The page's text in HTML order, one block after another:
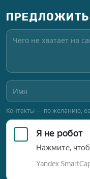
Контакты — по желанию,